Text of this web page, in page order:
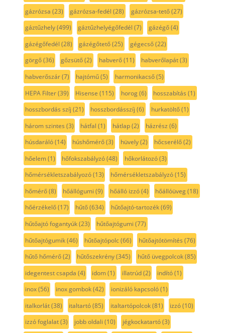
gázrózsa (23) gázrózsa-fedél (28) gázrózsa-tető(27)
gáztűzhely(499) gáztűzhelyégőfedél (7) gázégő(4)
gázégőfedél (28) gázégőtető(25) gégecső(22)
görgő(36) gőzsütő(2) habverő(11) habverőlapát(3)
habverőszár(7) hajtómű(5) harmonikacső(5)
HEPA Filter(39) Hisense (115) horog(6) hosszabítás (1)
hosszbordás szíj (21) hosszbordásszíj (6) hurkatöltő(1)
három szintes (3) hátfal (1) hátlap(2) házrész (6)
húsdaráló(14) húshőmérő(3) hüvely(2) hőcserélő(2)
hőelem(1) hőfokszabályzó(48) hőkorlátozó(3)
hőmérsékletszabályozó(13) hőmérsékletszabályzó(15)
hőmérő(8) hőállógumi (9) hőálló izzó(4) hőállóüveg(18)
hőérzékelő(17) hűtő(634) hűtőajtó-tartozék(69)
hűtőajtó fogantyúk(23) hűtőajtógumi (77)
hűtőajtógumik(46) hűtőajtópolc(66) hűtőajtótömítés (76)
hűtő hőmérő(2) hűtőszekrény(345) hűtő üvegpolcok(85)
idegentest csapda (4) idom(1) illatrúd(2) indító(1)
inox(56) inox gombok(42) ionizáló kapcsoló(1)
italkorlát(38) italtartó(85) italtartópolcok(81) izzó(10)
izzó foglalat(3) jobb oldali (10) jégkockatartó(3)